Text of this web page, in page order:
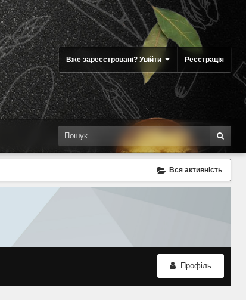
Вже зареєстровані? Увійти Реєстрація
Вся активність
Профіль